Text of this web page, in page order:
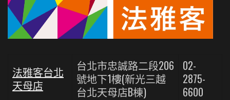
法雅客台北
天母店
台北市忠誠路二段206
號地下1樓(新光三越
台北天母店B棟)
02-
2875-
6600